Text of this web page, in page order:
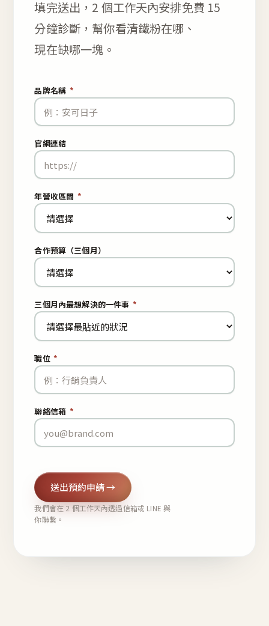
填完送出，2 個工作天內安排免費 15
分鐘診斷，幫你看清鐵粉在哪、
現在缺哪一塊。
品牌名稱 *
官網連結
年營收區間 *
合作預算（三個月）
三個月內最想解決的一件事 *
職位 *
聯絡信箱 *
送出預約申請 →
我們會在 2 個工作天內透過信箱或 LINE 與
你聯繫。